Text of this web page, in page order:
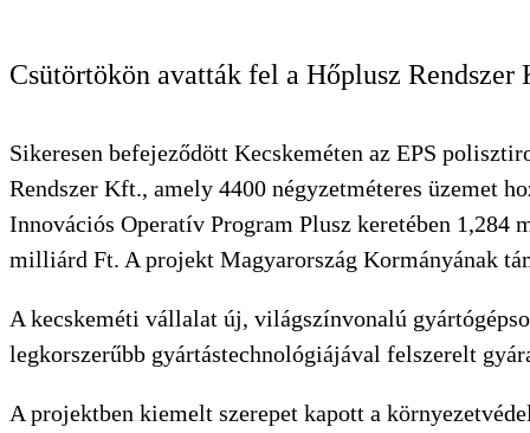
Csütörtökön avatták fel a Hőplusz
Sikeresen befejeződött Kecskeméten az EPS
Rendszer Kft., amely 4400 négyzetméteres üzemet
Innovációs Operatív Program Plusz keretében
milliárd Ft. A projekt Magyarország Kormányának
A kecskeméti vállalat új, világszínvonalú
legkorszerűbb gyártástechnológiájával felszerelt
A projektben kiemelt szerepet kapott a